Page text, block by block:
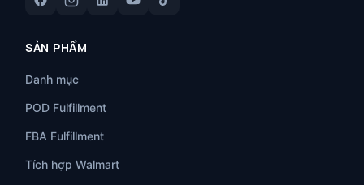
SẢN PHẨM
Danh mục
POD Fulfillment
FBA Fulfillment
Tích hợp Walmart